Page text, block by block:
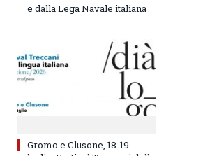
e dalla Lega Navale italiana
Gromo e Clusone, 18-19